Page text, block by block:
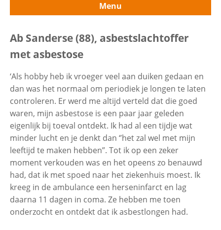
Contactgegevens
Menu
Meer persoonlijke verhalen
Ferry Berges (75), asbestslachtoffer
met mesothelioom
Henny Markenhof (76),
asbestslachtoffer met mesothelioom
Ab Sanderse (88), asbestslachtoffer
met asbestose
Bas Bol (68), asbestslachtoffer met
asbestose
Ab Sanderse (88), asbestslachtoffer
met asbestose
‘Als hobby heb ik vroeger veel aan duiken gedaan en
dan was het normaal om periodiek je longen te laten
controleren. Er werd me altijd verteld dat die goed
waren, mijn asbestose is een paar jaar geleden
eigenlijk bij toeval ontdekt. Ik had al een tijdje wat
minder lucht en je denkt dan ‘’het zal wel met mijn
leeftijd te maken hebben”. Tot ik op een zeker
moment verkouden was en het opeens zo benauwd
had, dat ik met spoed naar het ziekenhuis moest. Ik
kreeg in de ambulance een herseninfarct en lag
daarna 11 dagen in coma. Ze hebben me toen
onderzocht en ontdekt dat ik asbestlongen had.